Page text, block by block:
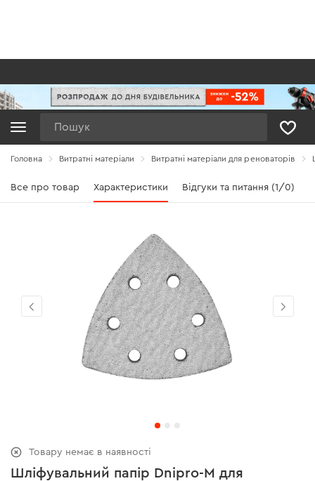
Головна Витратні матеріали Витратні матеріали для реноваторів
Все про товар Характеристики Відгуки та питання (1/0)
Шліфувальний папір Dnipro-M для
Товару немає в наявності